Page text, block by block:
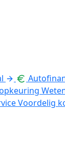
Voordelig